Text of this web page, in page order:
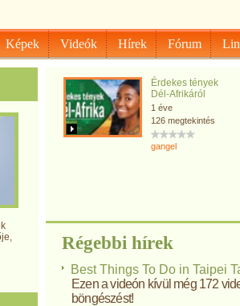
Képek Videók Hírek Fórum
Érdekes tények
Dél-Afrikáról
1 éve
126 megtekintés
gangel
Régebbi hírek
Best Things To Do in Taipei
Ezen a videón kívül még 172
böngészést!